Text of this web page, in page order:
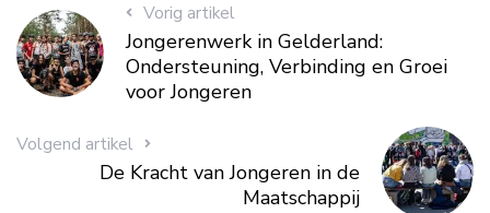
Vorig artikel
Jongerenwerk in Gelderland:
Ondersteuning, Verbinding en Groei
voor Jongeren
Volgend artikel
De Kracht van Jongeren in de
Maatschappij